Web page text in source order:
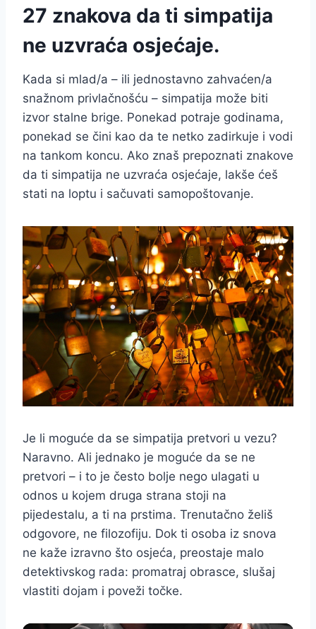
27 znakova da ti simpatija
ne uzvraća osjećaje.
Kada si mlad/a – ili jednostavno zahvaćen/a
snažnom privlačnošću – simpatija može biti
izvor stalne brige. Ponekad potraje godinama,
ponekad se čini kao da te netko zadirkuje i vodi
na tankom koncu. Ako znaš prepoznati znakove
da ti simpatija ne uzvraća osjećaje, lakše ćeš
stati na loptu i sačuvati samopoštovanje.
Je li moguće da se simpatija pretvori u vezu?
Naravno. Ali jednako je moguće da se ne
pretvori – i to je često bolje nego ulagati u
odnos u kojem druga strana stoji na
pijedestalu, a ti na prstima. Trenutačno želiš
odgovore, ne filozofiju. Dok ti osoba iz snova
ne kaže izravno što osjeća, preostaje malo
detektivskog rada: promatraj obrasce, slušaj
vlastiti dojam i poveži točke.